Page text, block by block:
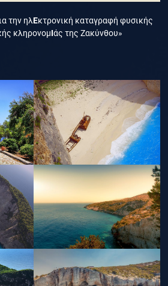
την ηλΕκτρονική καταγραφή φυσικής
κληρονομΙάς της Ζακύνθου»